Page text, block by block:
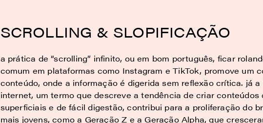
SCROLLING & SLOPIFICAÇÃO
a prática de “scrolling” infinito, ou em bom português, ficar
comum em plataformas como Instagram e TikTok, promove um
conteúdo, onde a informação é digerida sem reflexão crítica. já a
internet, um termo que descreve a tendência de criar conteúdos
superficiais e de fácil digestão, contribui para a proliferação do
mais jovens, como a Geração Z e a Geração Alpha, que